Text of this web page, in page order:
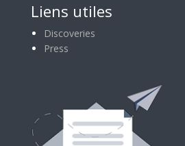
Liens utiles
Discoveries
Press